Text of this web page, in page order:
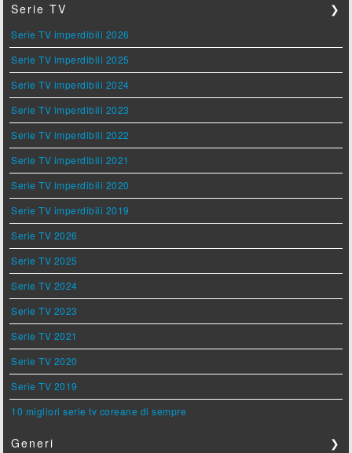
Serie TV ❯
Serie TV imperdibili 2026
Serie TV imperdibili 2025
Serie TV imperdibili 2024
Serie TV imperdibili 2023
Serie TV imperdibili 2022
Serie TV imperdibili 2021
Serie TV imperdibili 2020
Serie TV imperdibili 2019
Serie TV 2026
Serie TV 2025
Serie TV 2024
Serie TV 2023
Serie TV 2021
Serie TV 2020
Serie TV 2019
10 migliori serie tv coreane di sempre
Generi ❯